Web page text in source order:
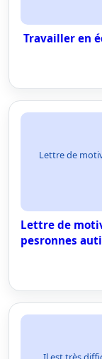
Travailler en
Lettre de
Lettre de
pesronnes